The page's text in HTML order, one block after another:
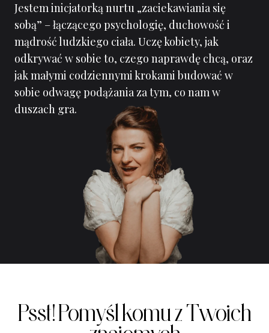
Jestem inicjatorką nurtu „zaciekawiania się
sobą” – łączącego psychologię, duchowość i
mądrość ludzkiego ciała. Uczę kobiety, jak
odkrywać w sobie to, czego naprawdę chcą, oraz
jak małymi codziennymi krokami budować w
sobie odwagę podążania za tym, co nam w
duszach gra.
Psst! Pomyśl komu z Twoich